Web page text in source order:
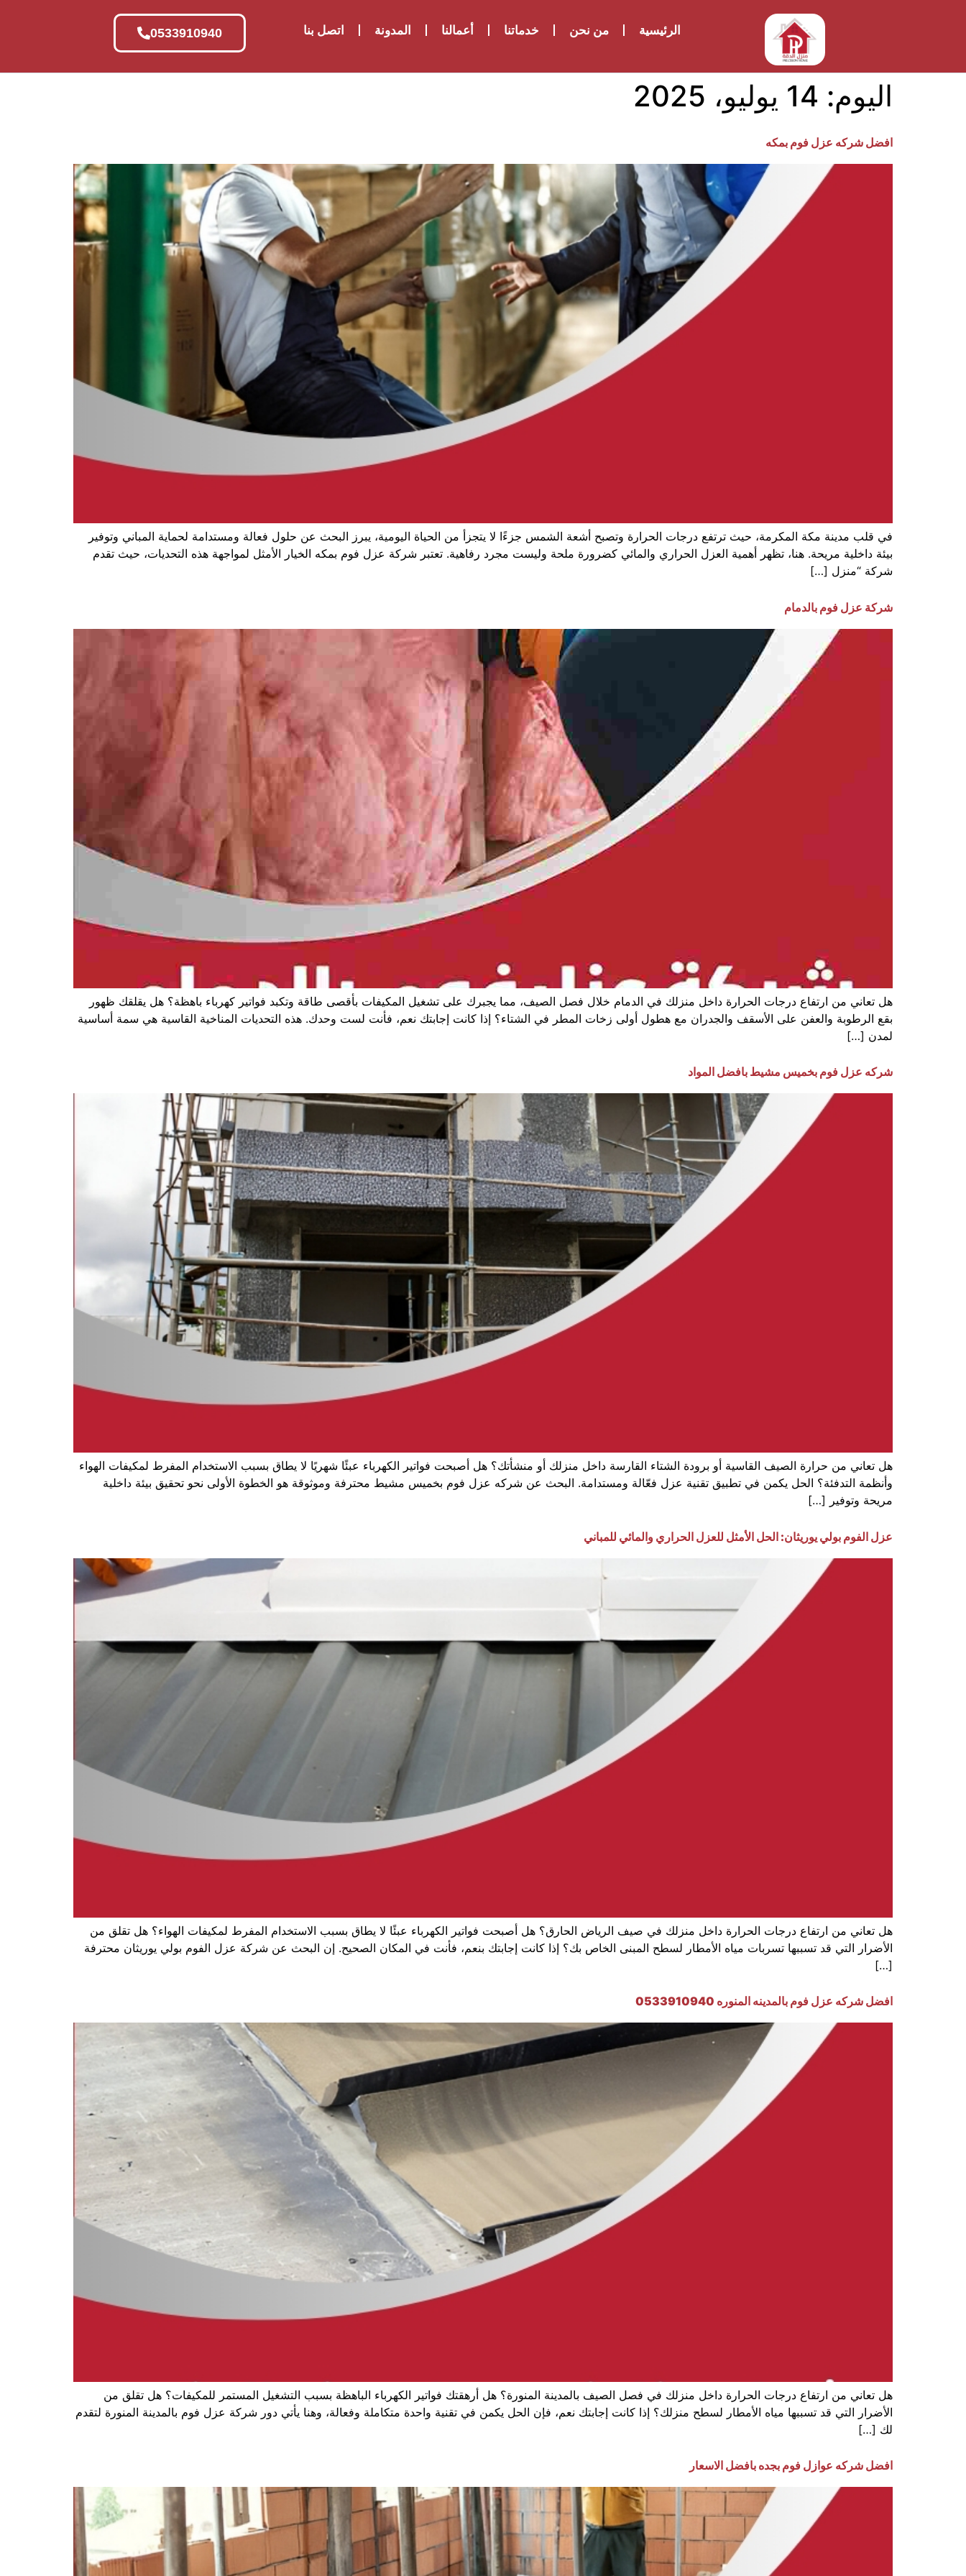
الرئيسية من نحن خدماتنا أعمالنا المدونة اتصل بنا 0533910940
اليوم: 14 يوليو، 2025
افضل شركه عزل فوم بمكه
في قلب مدينة مكة المكرمة، حيث ترتفع درجات الحرارة وتصبح أشعة الشمس جزءًا لا يتجزأ من الحياة اليومية، يبرز البحث عن حلول فعالة ومستدامة لحماية المباني وتوفير
بيئة داخلية مريحة. هنا، تظهر أهمية العزل الحراري والمائي كضرورة ملحة وليست مجرد رفاهية. تعتبر شركة عزل فوم بمكه الخيار الأمثل لمواجهة هذه التحديات، حيث تقدم
شركة “منزل […]
شركة عزل فوم بالدمام
هل تعاني من ارتفاع درجات الحرارة داخل منزلك في الدمام خلال فصل الصيف، مما يجبرك على تشغيل المكيفات بأقصى طاقة وتكبد فواتير كهرباء باهظة؟ هل يقلقك ظهور
بقع الرطوبة والعفن على الأسقف والجدران مع هطول أولى زخات المطر في الشتاء؟ إذا كانت إجابتك نعم، فأنت لست وحدك. هذه التحديات المناخية القاسية هي سمة أساسية
لمدن […]
شركه عزل فوم بخميس مشيط بافضل المواد
هل تعاني من حرارة الصيف القاسية أو برودة الشتاء القارسة داخل منزلك أو منشأتك؟ هل أصبحت فواتير الكهرباء عبئًا شهريًا لا يطاق بسبب الاستخدام المفرط لمكيفات الهواء
وأنظمة التدفئة؟ الحل يكمن في تطبيق تقنية عزل فعّالة ومستدامة. البحث عن شركه عزل فوم بخميس مشيط محترفة وموثوقة هو الخطوة الأولى نحو تحقيق بيئة داخلية
مريحة وتوفير […]
عزل الفوم بولي يوريثان: الحل الأمثل للعزل الحراري والمائي للمباني
هل تعاني من ارتفاع درجات الحرارة داخل منزلك في صيف الرياض الحارق؟ هل أصبحت فواتير الكهرباء عبئًا لا يطاق بسبب الاستخدام المفرط لمكيفات الهواء؟ هل تقلق من
الأضرار التي قد تسببها تسربات مياه الأمطار لسطح المبنى الخاص بك؟ إذا كانت إجابتك بنعم، فأنت في المكان الصحيح. إن البحث عن شركة عزل الفوم بولي يوريثان محترفة
[…]
افضل شركه عزل فوم بالمدينه المنوره 0533910940
هل تعاني من ارتفاع درجات الحرارة داخل منزلك في فصل الصيف بالمدينة المنورة؟ هل أرهقتك فواتير الكهرباء الباهظة بسبب التشغيل المستمر للمكيفات؟ هل تقلق من
الأضرار التي قد تسببها مياه الأمطار لسطح منزلك؟ إذا كانت إجابتك نعم، فإن الحل يكمن في تقنية واحدة متكاملة وفعالة، وهنا يأتي دور شركة عزل فوم بالمدينة المنورة لتقدم
لك […]
افضل شركه عوازل فوم بجده بافضل الاسعار